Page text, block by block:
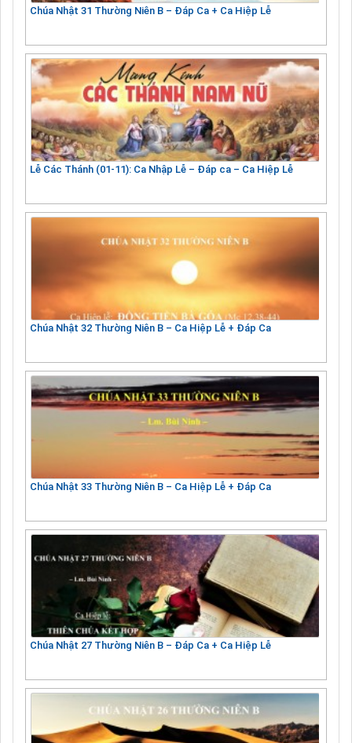
Chúa Nhật 31 Thường Niên B – Đáp Ca + Ca Hiệp Lễ
Lễ Các Thánh (01-11): Ca Nhập Lễ – Đáp ca – Ca Hiệp Lễ
Chúa Nhật 32 Thường Niên B – Ca Hiệp Lễ + Đáp Ca
Chúa Nhật 33 Thường Niên B – Ca Hiệp Lễ + Đáp Ca
Chúa Nhật 27 Thường Niên B – Đáp Ca + Ca Hiệp Lễ